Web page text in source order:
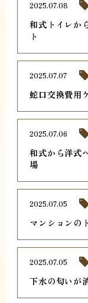
和式トイレか
ト
2025.07.08
蛇口交換費用
2025.07.07
和式から洋式
場
2025.07.06
マンションの
2025.07.05
下水の匂いが
2025.07.05